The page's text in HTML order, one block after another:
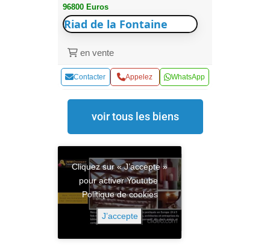
96800 Euros
Riad de la Fontaine
en vente
Contacter Appelez WhatsApp
voir tous les biens
Cliquez sur « J’accepte »
pour activer Youtube
Politique de cookies
J’accepte